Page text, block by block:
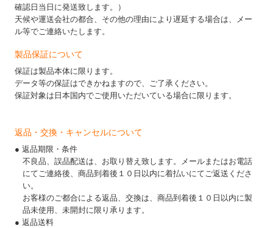
確認日当日に発送致します。）
天候や運送会社の都合、その他の理由により遅延する場合は、メー
ル等でご連絡いたします。
製品保証について
保証は製品本体に限ります。
データ等の保証はできかねますので、ご了承ください。
保証対象は日本国内でご使用いただいている場合に限ります。
返品・交換・キャンセルについて
● 返品期限・条件
不良品、誤品配送は、お取り替え致します。メールまたはお電話
にてご連絡後、商品到着後１０日以内に着払いにてご返送くださ
い。
お客様のご都合による返品、交換は、商品到着後１０日以内に製
品未使用、未開封に限り承ります。
● 返品送料